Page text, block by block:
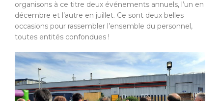
organisons à ce titre deux événements annuels, l’un en
décembre et l’autre en juillet. Ce sont deux belles
occasions pour rassembler l’ensemble du personnel,
toutes entités confondues !